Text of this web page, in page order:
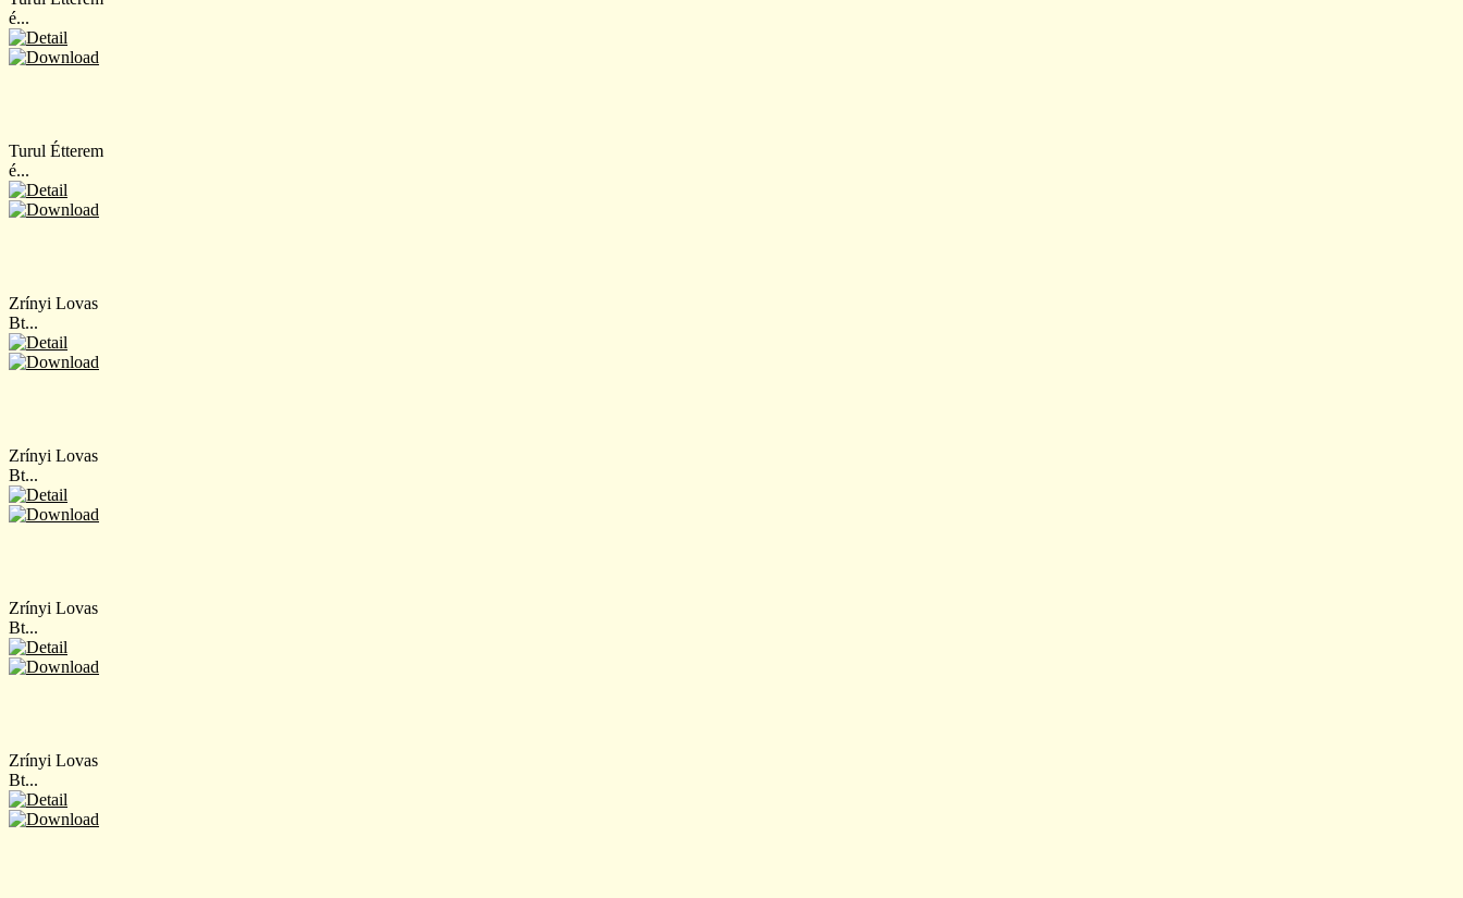
é...
Turul Étterem
é...
Zrínyi Lovas
Bt...
Zrínyi Lovas
Bt...
Zrínyi Lovas
Bt...
Zrínyi Lovas
Bt...